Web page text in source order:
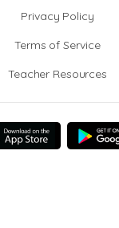
Privacy Policy
Terms of Service
Teacher Resources